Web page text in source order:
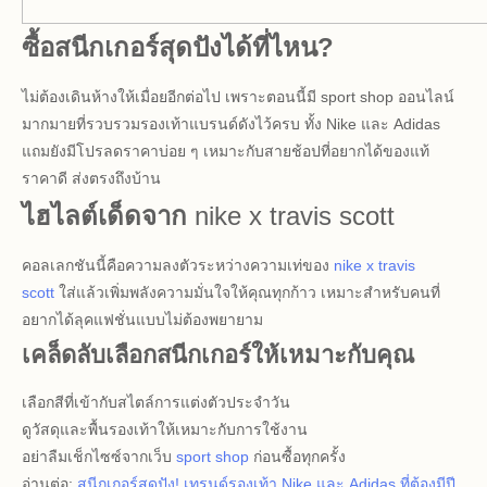
ซื้อสนีกเกอร์สุดปังได้ที่ไหน?
ไม่ต้องเดินห้างให้เมื่อยอีกต่อไป เพราะตอนนี้มี sport shop ออนไลน์
มากมายที่รวบรวมรองเท้าแบรนด์ดังไว้ครบ ทั้ง Nike และ Adidas
แถมยังมีโปรลดราคาบ่อย ๆ เหมาะกับสายช้อปที่อยากได้ของแท้
ราคาดี ส่งตรงถึงบ้าน
ไฮไลต์เด็ดจาก nike x travis scott
คอลเลกชันนี้คือความลงตัวระหว่างความเท่ของ nike x travis
scott ใส่แล้วเพิ่มพลังความมั่นใจให้คุณทุกก้าว เหมาะสำหรับคนที่
อยากได้ลุคแฟชั่นแบบไม่ต้องพยายาม
เคล็ดลับเลือกสนีกเกอร์ให้เหมาะกับคุณ
เลือกสีที่เข้ากับสไตล์การแต่งตัวประจำวัน
ดูวัสดุและพื้นรองเท้าให้เหมาะกับการใช้งาน
อย่าลืมเช็กไซซ์จากเว็บ sport shop ก่อนซื้อทุกครั้ง